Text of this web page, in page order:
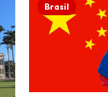
Brasil